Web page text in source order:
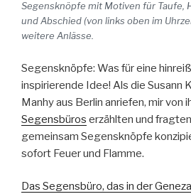
Segensknöpfe mit Motiven für Taufe,
und Abschied (von links oben im
weitere Anlässe.
Segensknöpfe: Was für eine
inspirierende Idee! Als die Susann
Manhy aus Berlin anriefen, mir von
Segensbüros erzählten und
gemeinsam Segensknöpfe
sofort Feuer und Flamme.
Das Segensbüro, das in der